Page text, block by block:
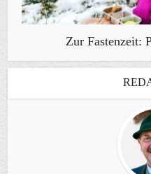
Zur Fastenzeit: